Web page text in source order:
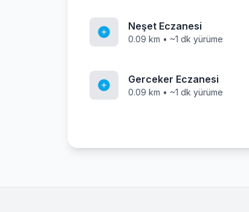
Neşet Eczanesi
0.09 km • ~1 dk yürüme
Gerceker Eczanesi
0.09 km • ~1 dk yürüme